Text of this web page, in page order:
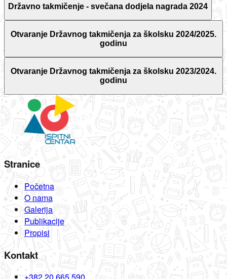
Državno takmičenje - svečana dodjela nagrada 2024
Otvaranje Državnog takmičenja za školsku 2024/2025.
godinu
Otvaranje Državnog takmičenja za školsku 2023/2024.
godinu
Stranice
Početna
O nama
Galerija
Publikacije
Propisi
Kontakt